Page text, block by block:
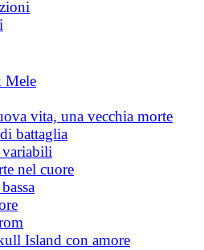
Mele
vita, una vecchia morte
battaglia
nel cuore
Island con amore